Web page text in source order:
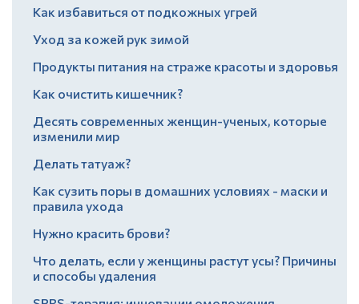
Как избавиться от подкожных угрей
Уход за кожей рук зимой
Продукты питания на страже красоты и здоровья
Как очистить кишечник?
Десять современных женщин-ученых, которые
изменили мир
Делать татуаж?
Как сузить поры в домашних условиях - маски и
правила ухода
Нужно красить брови?
Что делать, если у женщины растут усы? Причины
и способы удаления